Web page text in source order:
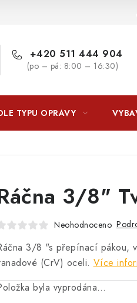
+420 511 444 904
(po – pá: 8:00 – 16:30)
TYPU OPRAVY
3/8"
Neohodnoceno
3/8 "s přepínací pákou,
(CrV) oceli. Více
byla vyprodána…